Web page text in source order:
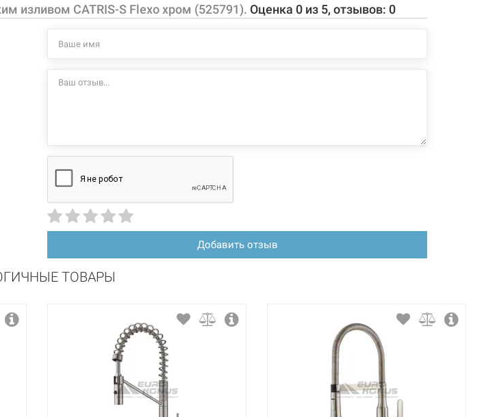
с гибким изливом
длинная изогнутая
картридж
длина излива: 187 мм
изливом CATRIS-S Flexo хром (525791). Оценка 0 из 5, отзывов: 0
Добавить отзыв
ТОВАРЫ